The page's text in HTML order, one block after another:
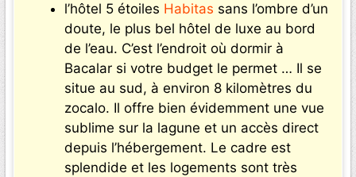
l’hôtel 5 étoiles Habitas sans l’ombre d’un
doute, le plus bel hôtel de luxe au bord
de l’eau. C’est l’endroit où dormir à
Bacalar si votre budget le permet … Il se
situe au sud, à environ 8 kilomètres du
zocalo. Il offre bien évidemment une vue
sublime sur la lagune et un accès direct
depuis l’hébergement. Le cadre est
splendide et les logements sont très